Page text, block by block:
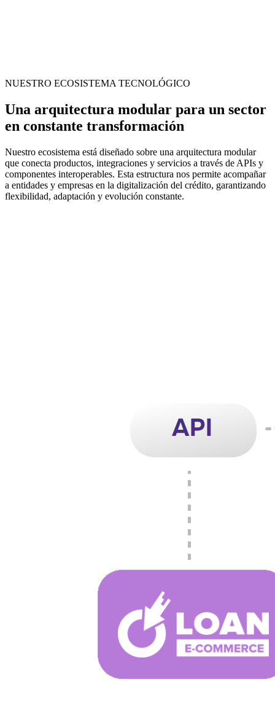
NUESTRO ECOSISTEMA TECNOLÓGICO
Una arquitectura modular para un sector
en constante transformación
Nuestro ecosistema está diseñado sobre una arquitectura modular
que conecta productos, integraciones y servicios a través de APIs y
componentes interoperables. Esta estructura nos permite acompañar
a entidades y empresas en la digitalización del crédito, garantizando
flexibilidad, adaptación y evolución constante.